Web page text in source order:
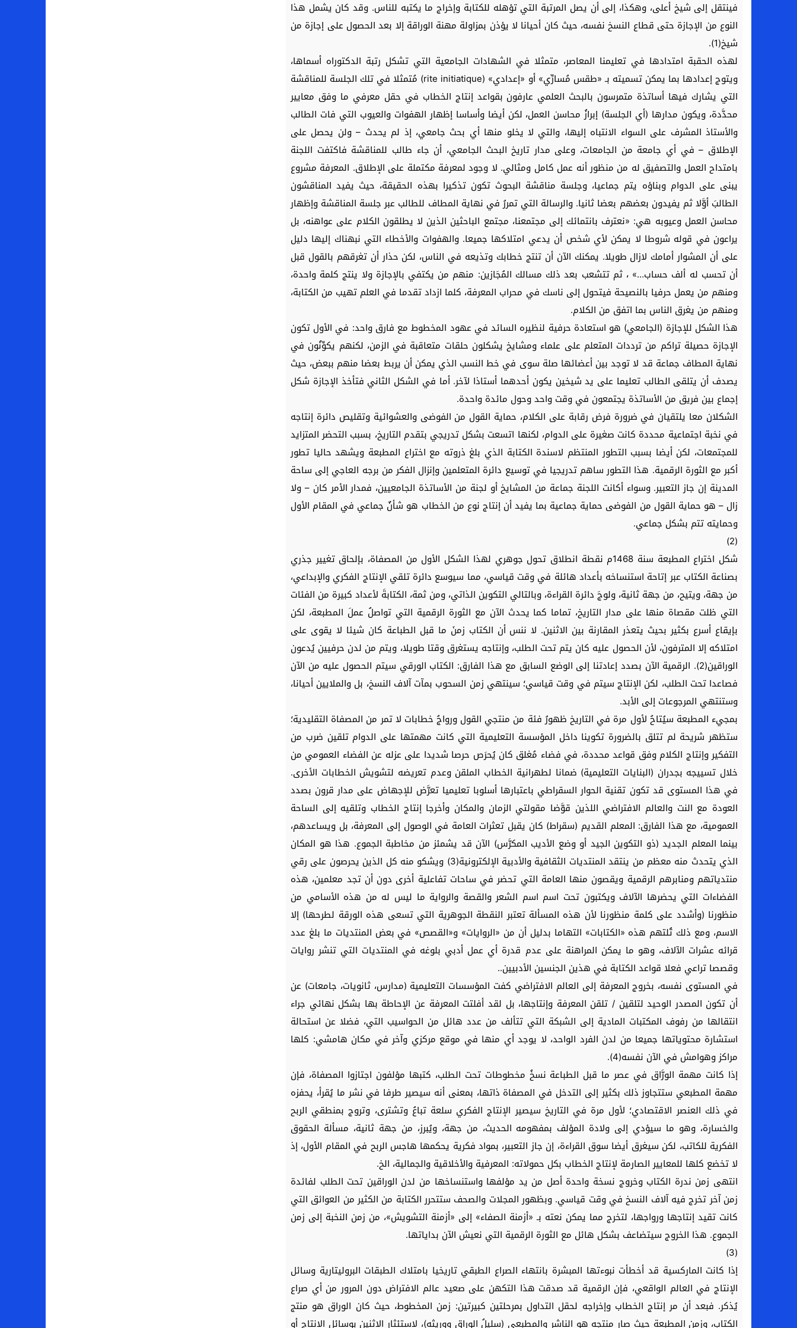
فينتقل إلى شيخ أعلى، وهكذا، إلى أن يصل المرتبة التي تؤهله للكتابة وإخراج ما يكتبه للناس. وقد كان يشمل هذا
النوع من الإجازة حتى قطاع النسخ نفسه، حيث كان أحيانا لا يؤذن بمزاولة مهنة الوراقة إلا بعد الحصول على إجازة من
شيخ(1).
لهذه الحقبة امتدادها في تعليمنا المعاصر، متمثلا في الشهادات الجامعية التي تشكل رتبة الدكتوراه أسماها،
ويتوج إعدادها بما يمكن تسميته بـ «طقس مُسارِّي» أو «إعدادي» (rite initiatique) مُتمثلا في تلك الجلسة للمناقشة
التي يشارك فيها أساتذة متمرسون بالبحث العلمي عارفون بقواعد إنتاج الخطاب في حقل معرفي ما وفق معايير
محدَّدة، ويكون مدارها (أي الجلسة) إبرازُ محاسن العمل، لكن أيضا وأساسا إظهار الهفوات والعيوب التي فات الطالب
والأستاذ المشرف على السواء الانتباه إليها، والتي لا يخلو منها أي بحث جامعي، إذ لم يحدث – ولن يحصل على
الإطلاق – في أي جامعة من الجامعات، وعلى مدار تاريخ البحث الجامعي، أن جاء طالب للمناقشة فاكتفت اللجنة
بامتداح العمل والتصفيق له من منظور أنه عمل كامل ومثالي. لا وجود لمعرفة مكتملة على الإطلاق. المعرفة مشروع
يبنى على الدوام وبناؤه يتم جماعيا، وجلسة مناقشة البحوث تكون تذكيرا بهذه الحقيقة، حيث يفيد المناقشون
الطالبَ أوَّلا ثم يفيدون بعضهم بعضا ثانيا. والرسالة التي تمررُ في نهاية المطاف للطالب عبر جلسة المناقشة وإظهار
محاسن العمل وعيوبه هي: «نعترف بانتمائك إلى مجتمعنا، مجتمع الباحثين الذين لا يطلقون الكلام على عواهنه، بل
يراعون في قوله شروطا لا يمكن لأي شخص أن يدعي امتلاكها جميعا. والهفوات والأخطاء التي نبهناك إليها دليل
على أن المشوار أمامك لازال طويلا. يمكنك الآن أن تنتج خطابك وتذيعه في الناس، لكن حذار أن تغرقهم بالقول قبل
أن تحسب له ألف حساب…» ، ثم تتشعب بعد ذلك مسالك المُجَازين: منهم من يكتفي بالإجازة ولا ينتج كلمة واحدة،
ومنهم من يعمل حرفيا بالنصيحة فيتحول إلى ناسك في محراب المعرفة، كلما ازداد تقدما في العلم تهيب من الكتابة،
ومنهم من يغرق الناس بما اتفق من الكلام.
هذا الشكل للإجازة (الجامعي) هو استعادة حرفية لنظيره السائد في عهود المخطوط مع فارق واحد: في الأول تكون
الإجازة حصيلة تراكم من ترددات المتعلم على علماء ومشايخ يشكلون حلقات متعاقبة في الزمن، لكنهم يكوِّنُون في
نهاية المطاف جماعة قد لا توجد بين أعضائها صلة سوى في خط النسب الذي يمكن أن يربط بعضا منهم ببعض، حيث
يصدف أن يتلقى الطالب تعليما على يد شيخين يكون أحدهما أستاذا لآخر. أما في الشكل الثاني فتأخذ الإجازة شكل
إجماع بين فريق من الأساتذة يجتمعون في وقت واحد وحول مائدة واحدة.
الشكلان معا يلتقيان في ضرورة فرض رقابة على الكلام، حماية القول من الفوضى والعشوائية وتقليص دائرة إنتاجه
في نخبة اجتماعية محددة كانت صغيرة على الدوام، لكنها اتسعت بشكل تدريجي بتقدم التاريخ، بسبب التحضر المتزايد
للمجتمعات، لكن أيضا بسبب التطور المنتظم لاسندة الكتابة الذي بلغ ذروته مع اختراع المطبعة ويشهد حاليا تطور
أكبر مع الثورة الرقمية. هذا التطور ساهم تدريجيا في توسيع دائرة المتعلمين وإنزال الفكر من برجه العاجي إلى ساحة
المدينة إن جاز التعبير. وسواء أكانت اللجنة جماعة من المشايخ أو لجنة من الأساتذة الجامعيين، فمدار الأمر كان – ولا
زال – هو حماية القول من الفوضى حماية جماعية بما يفيد أن إنتاج نوع من الخطاب هو شأنٌ جماعي في المقام الأول
وحمايته تتم بشكل جماعي.
(2)
شكل اختراع المطبعة سنة 1468م نقطة انطلاق تحول جوهري لهذا الشكل الأول من المصفاة، بإلحاق تغيير جذري
بصناعة الكتاب عبر إتاحة استنساخه بأعداد هائلة في وقت قياسي، مما سيوسع دائرة تلقي الإنتاج الفكري والإبداعي،
من جهة، ويتيح، من جهة ثانية، ولوجَ دائرة القراءة، وبالتالي التكوين الذاتي، ومن ثمة، الكتابةَ لأعداد كبيرة من الفئات
التي ظلت مقصاة منها على مدار التاريخ، تماما كما يحدث الآن مع الثورة الرقمية التي تواصلُ عملَ المطبعة، لكن
بإيقاع أسرع بكثير بحيث يتعذر المقارنة بين الاثنين. لا ننس أن الكتاب زمنَ ما قبل الطباعة كان شيئا لا يقوى على
امتلاكه إلا المترفون، لأن الحصول عليه كان يتم تحت الطلب، وإنتاجه يستغرق وقتا طويلا، ويتم من لدن حرفيين يُدعون
الوراقين(2). الرقمية الآن بصدد إعادتنا إلى الوضع السابق مع هذا الفارق: الكتاب الورقي سيتم الحصول عليه من الآن
فصاعدا تحت الطلب، لكن الإنتاج سيتم في وقت قياسي؛ سينتهي زمن السحوب بمآت آلاف النسخ، بل والملايين أحيانا،
وستنتهي المرجوعات إلى الأبد.
بمجيء المطبعة سيُتاحُ لأول مرة في التاريخ ظهورُ فئة من منتجي القول ورواجُ خطابات لا تمر من المصفاة التقليدية؛
ستظهر شريحة لم تتلق بالضرورة تكوينا داخل المؤسسة التعليمية التي كانت مهمتها على الدوام تلقين ضرب من
التفكير وإنتاج الكلام وفق قواعد محددة، في فضاء مُغلق كان يُحرَص حرصا شديدا على عزله عن الفضاء العمومي من
خلال تسييجه بجدران (البنايات التعليمية) ضمانا لطهرانية الخطاب الملقن وعدم تعريضه لتشويش الخطابات الأخرى.
في هذا المستوى قد تكون تقنية الحوار السقراطي باعتبارها أسلوبا تعليميا تعرَّض للإجهاض على مدار قرون بصدد
العودة مع النت والعالم الافتراضي اللذين قوَّضا مقولتي الزمان والمكان وأخرجا إنتاج الخطاب وتلقيه إلى الساحة
العمومية، مع هذا الفارق: المعلم القديم (سقراط) كان يقبل تعثرات العامة في الوصول إلى المعرفة، بل ويساعدهم،
بينما المعلم الجديد (ذو التكوين الجيد أو وضع الأديب المكرَّس) الآن قد يشمئز من مخاطبة الجموع. هذا هو المكان
الذي يتحدث منه معظم من ينتقد المنتديات الثقافية والأدبية الإلكترونية(3) ويشكو منه كل الذين يحرصون على رقي
منتدياتهم ومنابرهم الرقمية ويقصون منها العامة التي تحضر في ساحات تفاعلية أخرى دون أن تجد معلمين، هذه
الفضاءات التي يحضرها الآلاف ويكتبون تحت اسم اسم الشعر والقصة والرواية ما ليس له من هذه الأسامي من
منظورنا (وأشدد على كلمة منظورنا لأن هذه المسألة تعتبر النقطة الجوهرية التي تسعى هذه الورقة لطرحها) إلا
الاسم، ومع ذلك تُلتهم هذه «الكتابات» التهاما بدليل أن من «الروايات» و«القصص» في بعض المنتديات ما بلغ عدد
قرائه عشرات الآلاف، وهو ما يمكن المراهنة على عدم قدرة أي عمل أدبي بلوغه في المنتديات التي تنشر روايات
وقصصا تراعي فعلا قواعد الكتابة في هذين الجنسين الأدبيين..
في المستوى نفسه، بخروج المعرفة إلى العالم الافتراضي كفت المؤسسات التعليمية (مدارس، ثانويات، جامعات) عن
أن تكون المصدر الوحيد لتلقين / تلقن المعرفة وإنتاجها، بل لقد أفلتت المعرفة عن الإحاطة بها بشكل نهائي جراء
انتقالها من رفوف المكتبات المادية إلى الشبكة التي تتألف من عدد هائل من الحواسيب التي، فضلا عن استحالة
استشارة محتوياتها جميعا من لدن الفرد الواحد، لا يوجد أي منها في موقع مركزي وآخر في مكان هامشي: كلها
مراكز وهوامش في الآن نفسه(4).
إذا كانت مهمة الورَّاق في عصر ما قبل الطباعة نسخُ مخطوطات تحت الطلب، كتبها مؤلفون اجتازوا المصفاة، فإن
مهمة المطبعي ستتجاوز ذلك بكثير إلى التدخل في المصفاة ذاتها، بمعنى أنه سيصير طرفا في نشر ما يُقرأ، يحفزه
في ذلك العنصر الاقتصادي؛ لأول مرة في التاريخ سيصير الإنتاج الفكري سلعة تباعُ وتشترى، وتروج بمنطقي الربح
والخسارة، وهو ما سيؤدي إلى ولادة المؤلف بمفهومه الحديث، من جهة، ويُبرز، من جهة ثانية، مسألة الحقوق
الفكرية للكاتب، لكن سيغرق أيضا سوق القراءة، إن جاز التعبير، بمواد فكرية يحكمها هاجس الربح في المقام الأول، إذ
لا تخضع كلها للمعايير الصارمة لإنتاج الخطاب بكل حمولاته: المعرفية والأخلاقية والجمالية، الخ.
انتهى زمن ندرة الكتاب وخروج نسخة واحدة أصل من يد مؤلفها واستنساخها من لدن الوراقين تحت الطلب لفائدة
زمن آخر تخرج فيه آلاف النسخ في وقت قياسي. وبظهور المجلات والصحف ستتحرر الكتابة من الكثير من العوائق التي
كانت تقيد إنتاجها ورواجها، لتخرج مما يمكن نعته بـ «أزمنة الصفاء» إلى «أزمنة التشويش»، من زمن النخبة إلى زمن
الجموع. هذا الخروج سيتضاعف بشكل هائل مع الثورة الرقمية التي نعيش الآن بداياتها.
(3)
إذا كانت الماركسية قد أخطأت نبوءتها المبشرة بانتهاء الصراع الطبقي تاريخيا بامتلاك الطبقات البروليتارية وسائل
الإنتاج في العالم الواقعي، فإن الرقمية قد صدقت هذا التكهن على صعيد عالم الافتراض دون المرور من أي صراع
يُذكر. فبعد أن مر إنتاج الخطاب وإخراجه لحقل التداول بمرحلتين كبيرتين: زمن المخطوط، حيث كان الوراق هو منتج
الكتاب، وزمن المطبعة حيث صار منتجه هو الناشر والمطبعي (سليلُ الوراق ووريثه)، لاستئثار الاثنين بوسائل الإنتاج أو